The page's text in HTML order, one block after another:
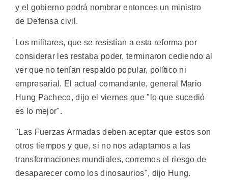
y el gobierno podrá nombrar entonces un ministro
de Defensa civil.
Los militares, que se resistían a esta reforma por
considerar les restaba poder, terminaron cediendo al
ver que no tenían respaldo popular, político ni
empresarial. El actual comandante, general Mario
Hung Pacheco, dijo el viernes que "lo que sucedió
es lo mejor".
"Las Fuerzas Armadas deben aceptar que estos son
otros tiempos y que, si no nos adaptamos a las
transformaciones mundiales, corremos el riesgo de
desaparecer como los dinosaurios", dijo Hung.